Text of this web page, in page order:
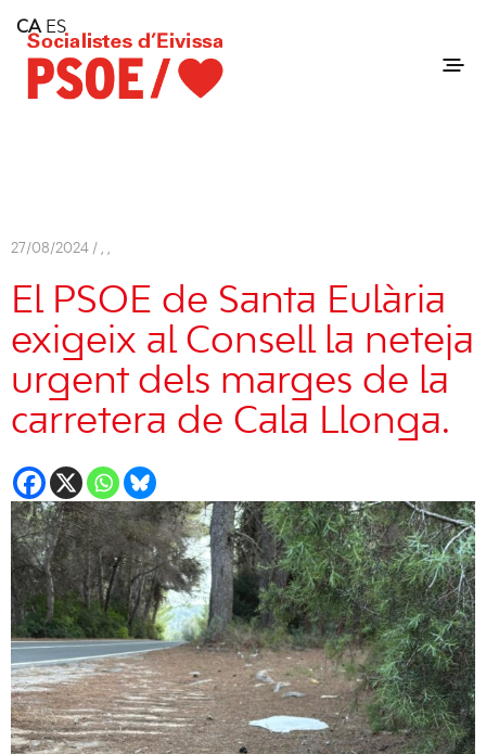
Consell Insular d'Eivissa
Services
Contact
27/08/2024 / , ,
El PSOE de Santa Eulària
exigeix al Consell la neteja
urgent dels marges de la
carretera de Cala Llonga.
CA ES